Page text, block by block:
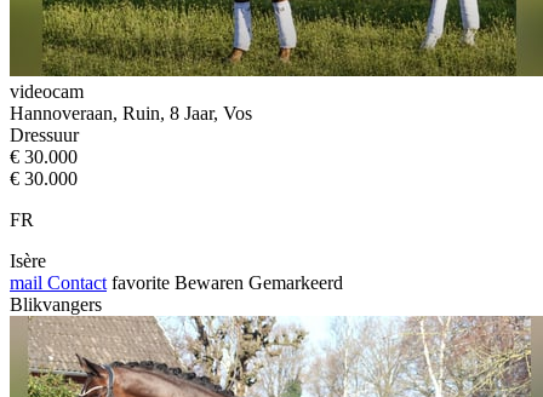
videocam
Hannoveraan, Ruin, 8 Jaar, Vos
Dressuur
€ 30.000
€ 30.000
FR
Isère
mail Contact favorite Bewaren Gemarkeerd
Blikvangers